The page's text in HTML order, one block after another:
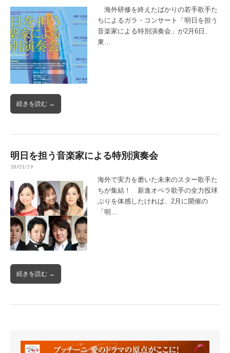
海外研修を終えたばかりの若手歌手た
ちによるガラ・コンサート「明日を担う
音楽家による特別演奏会」が2月6日、
東…
続きを読む →
明日を担う音楽家による特別演奏会
18/01/19
海外で実力を磨いた未来のスター歌手た
ちが集結！ 新進オペラ歌手の全力投球
ぶりを体感したければ、2月に開催の
「明…
続きを読む →